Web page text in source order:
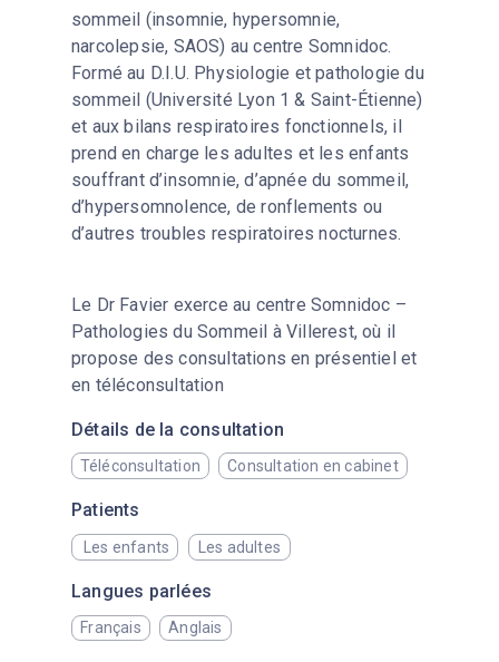
sommeil (insomnie, hypersomnie,
narcolepsie, SAOS) au centre Somnidoc.
Formé au D.I.U. Physiologie et pathologie du
sommeil (Université Lyon 1 & Saint-Étienne)
et aux bilans respiratoires fonctionnels, il
prend en charge les adultes et les enfants
souffrant d’insomnie, d’apnée du sommeil,
d’hypersomnolence, de ronflements ou
d’autres troubles respiratoires nocturnes.
Le Dr Favier exerce au centre Somnidoc –
Pathologies du Sommeil à Villerest, où il
propose des consultations en présentiel et
en téléconsultation
Détails de la consultation
Téléconsultation Consultation en cabinet
Les enfants
Patients
Les adultes
Langues parlées
Anglais
Français